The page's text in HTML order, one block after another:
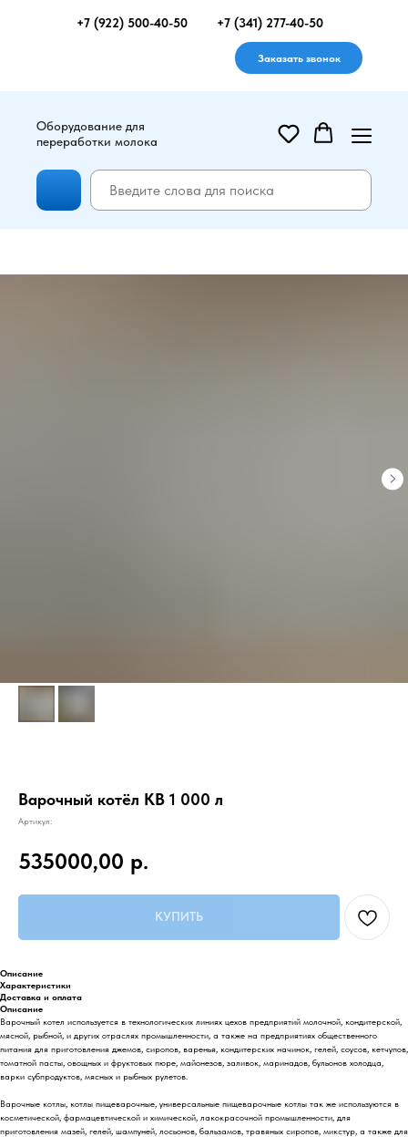
+7 (922) 500-40-50 +7 (341) 277-40-50
Заказать звонок
Оборудование для
переработки молока
Варочный котёл КВ 1 000 л
Артикул:
535000,00 р.
КУПИТЬ
Описание
Характеристики
Доставка и оплата
Описание
Варочный котел используется в технологических линиях цехов предприятий молочной, кондитерской,
мясной, рыбной, и других отраслях промышленности, а также на предприятиях общественного
питания для приготовления джемов, сиропов, варенья, кондитерских начинок, гелей, соусов, кетчупов,
томатной пасты, овощных и фруктовых пюре, майонезов, заливок, маринадов, бульонов холодца,
варки субпродуктов, мясных и рыбных рулетов.
Варочные котлы, котлы пищеварочные, универсальные пищеварочные котлы так же используются в
косметической, фармацевтической и химической, лакокрасочной промышленности, для
приготовления мазей, гелей, шампуней, лосьонов, бальзамов, травяных сиропов, микстур, а также для